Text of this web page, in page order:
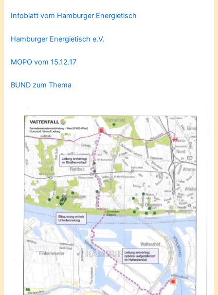
Infoblatt vom Hamburger Energietisch
Hamburger Energietisch e.V.
MOPO vom 15.12.17
BUND zum Thema